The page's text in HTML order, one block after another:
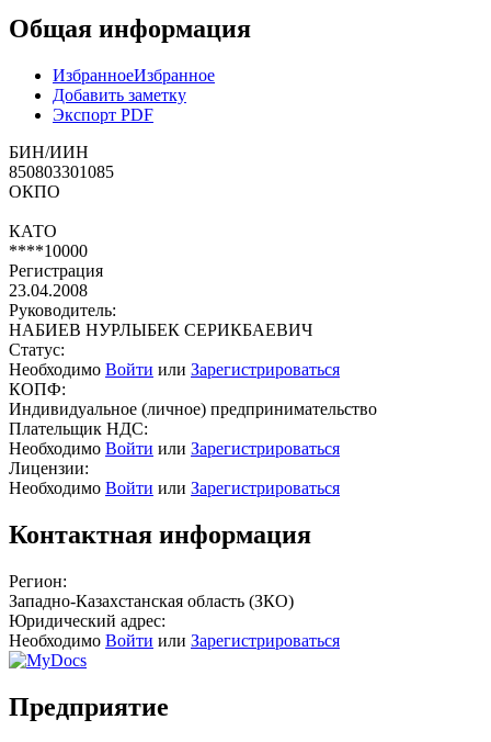
Общая информация
ИзбранноеИзбранное
Добавить заметку
Экспорт PDF
БИН/ИИН
850803301085
ОКПО
КАТО
****10000
Регистрация
23.04.2008
Руководитель:
НАБИЕВ НУРЛЫБЕК СЕРИКБАЕВИЧ
Статус:
Необходимо Войти или Зарегистрироваться
КОПФ:
Индивидуальное (личное) предпринимательство
Плательщик НДС:
Необходимо Войти или Зарегистрироваться
Лицензии:
Необходимо Войти или Зарегистрироваться
Контактная информация
Регион:
Западно-Казахстанская область (ЗКО)
Юридический адрес:
Необходимо Войти или Зарегистрироваться
Предприятие